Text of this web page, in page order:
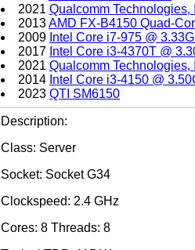
2021 Qualcomm Technologies,
2013AMD FX-B4150 Quad-
2009 Intel Core i7-975 @
2017 Intel Core i3-4370T @
2021 Qualcomm Technologies,
2014 Intel Core i3-4150 @
2023 QTI SM6150
Description:
Class: Server
Socket: Socket G34
Clockspeed: 2.4 GHz
Cores: 8 Threads: 8